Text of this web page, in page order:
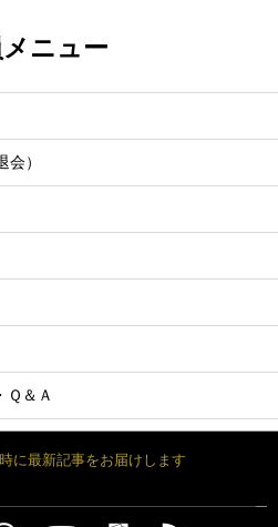
ニュー
）
Ｑ＆Ａ
に最新記事をお届けします